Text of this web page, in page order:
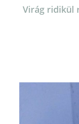
Virág ridikül